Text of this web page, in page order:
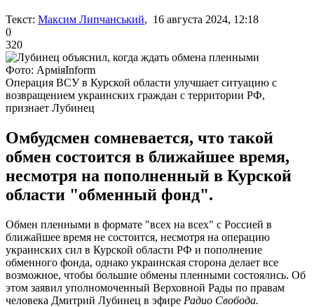
Текст: Максим Липчанський, 16 августа 2024, 12:18
0
320
Фото: АрміяІnform
Операция ВСУ в Курской области улучшает ситуацию с
возвращением украинских граждан с территории РФ,
признает Лубинец
Омбудсмен сомневается, что такой
обмен состоится в ближайшее время,
несмотря на пополненный в Курской
области "обменный фонд".
Обмен пленными в формате "всех на всех" с Россией в
ближайшее время не состоится, несмотря на операцию
украинских сил в Курской области РФ и пополнение
обменного фонда, однако украинская сторона делает все
возможное, чтобы большие обмены пленными состоялись. Об
этом заявил уполномоченный Верховной Рады по правам
человека Дмитрий Лубинец в эфире Радио Свобода.